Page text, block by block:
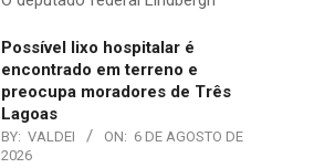
Possível lixo hospitalar é
encontrado em terreno e
preocupa moradores de Três
Lagoas
BY: VALDEI ON: 6 DE AGOSTO DE
2026